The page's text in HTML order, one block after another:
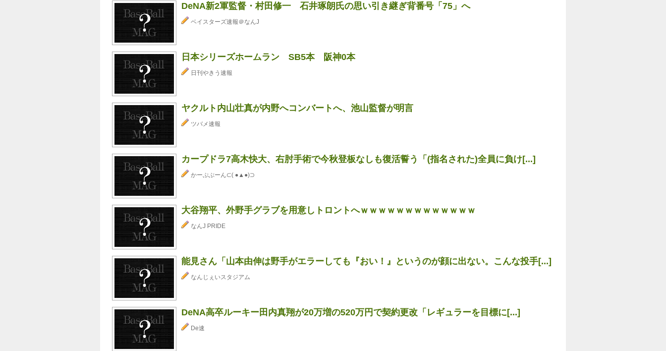
DeNA新2軍監督・村田修一 石井琢朗氏の思い引き継ぎ背番号「75」へ
ベイスターズ速報＠なんJ
日本シリーズホームラン SB5本 阪神0本
日刊やきう速報
ヤクルト内山壮真が内野へコンバートへ、池山監督が明言
ツバメ速報
カープドラ7高木快大、右肘手術で今秋登板なしも復活誓う「(指名された)全員に負け[...]
かーぷぶーん⊂( ●▲●)⊃
大谷翔平、外野手グラブを用意しトロントへｗｗｗｗｗｗｗｗｗｗｗｗｗ
なんJ PRIDE
能見さん「山本由伸は野手がエラーしても『おい！』というのが顔に出ない。こんな投手[...]
なんじぇいスタジアム
DeNA高卒ルーキー田内真翔が20万増の520万円で契約更改「レギュラーを目標に[...]
De速